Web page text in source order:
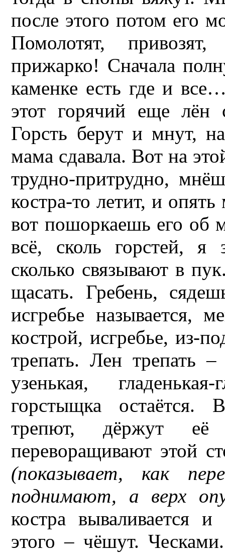
после этого потом его
Помолотят,
прижарко! Сначала
каменке есть где и
этот горячий еще лён
Горсть берут и мнут,
мама сдавала. Вот на
трудно-притрудно,
костра-то летит, и
вот пошоркаешь его об
всё, сколь горстей, я
сколько связывают в
щасать. Гребень,
исгребье называется,
кострой, исгребье, из-
трепать. Лен трепать
узенькая,
горстыщка остаётся.
трепют, дёржут
переворащивают этой
(показывает, как
поднимают, а верх
костра вываливается
этого – чёшут.